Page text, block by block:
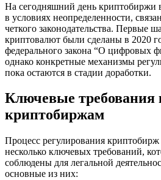
На сегодняшний день
в условиях неопределенности,
четкого законодательства. Первые
криптовалют были сделаны в 2020
федерального закона “О цифровых
однако конкретные механизмы
пока остаются в стадии доработки.
Ключевые требования
криптобиржам
Процесс регулирования
несколько ключевых требований,
соблюдены для легальной
основные из них: